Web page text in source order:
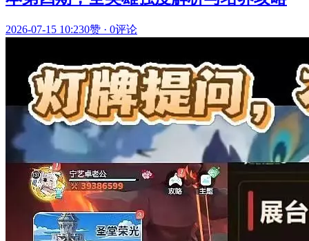
2026-07-15 10:230赞 · 0评论